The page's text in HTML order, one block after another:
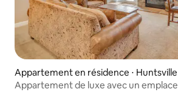
Appartement en résidence ⋅ Huntsville
Appartement de luxe avec un